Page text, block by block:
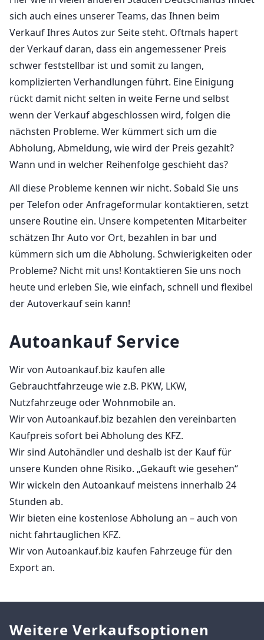
sich auch eines unserer Teams, das Ihnen beim
Verkauf Ihres Autos zur Seite steht. Oftmals hapert
der Verkauf daran, dass ein angemessener Preis
schwer feststellbar ist und somit zu langen,
komplizierten Verhandlungen führt. Eine Einigung
rückt damit nicht selten in weite Ferne und selbst
wenn der Verkauf abgeschlossen wird, folgen die
nächsten Probleme. Wer kümmert sich um die
Abholung, Abmeldung, wie wird der Preis gezahlt?
Wann und in welcher Reihenfolge geschieht das?
All diese Probleme kennen wir nicht. Sobald Sie uns
per Telefon oder Anfrageformular kontaktieren, setzt
unsere Routine ein. Unsere kompetenten Mitarbeiter
schätzen Ihr Auto vor Ort, bezahlen in bar und
kümmern sich um die Abholung. Schwierigkeiten oder
Probleme? Nicht mit uns! Kontaktieren Sie uns noch
heute und erleben Sie, wie einfach, schnell und flexibel
der Autoverkauf sein kann!
Autoankauf Service
Wir von Autoankauf.biz kaufen alle
Gebrauchtfahrzeuge wie z.B. PKW, LKW,
Nutzfahrzeuge oder Wohnmobile an.
Wir von Autoankauf.biz bezahlen den vereinbarten
Kaufpreis sofort bei Abholung des KFZ.
Wir sind Autohändler und deshalb ist der Kauf für
unsere Kunden ohne Risiko. „Gekauft wie gesehen“
Wir wickeln den Autoankauf meistens innerhalb 24
Stunden ab.
Wir bieten eine kostenlose Abholung an – auch von
nicht fahrtauglichen KFZ.
Wir von Autoankauf.biz kaufen Fahrzeuge für den
Export an.
Weitere Verkaufsoptionen